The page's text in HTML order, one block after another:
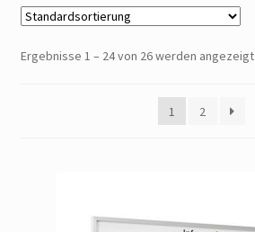
Widerrufsbelehrung
Impressum
Ergebnisse 1 – 24 von 26 werden angezeigt
1 2